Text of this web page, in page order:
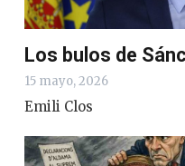
Los bulos de
15 mayo, 2026
Emili Clos